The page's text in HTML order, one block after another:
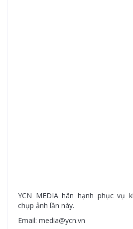
YCN MEDIA hân hạnh phục vụ
chụp ảnh lần này.
Email: media@ycn.vn